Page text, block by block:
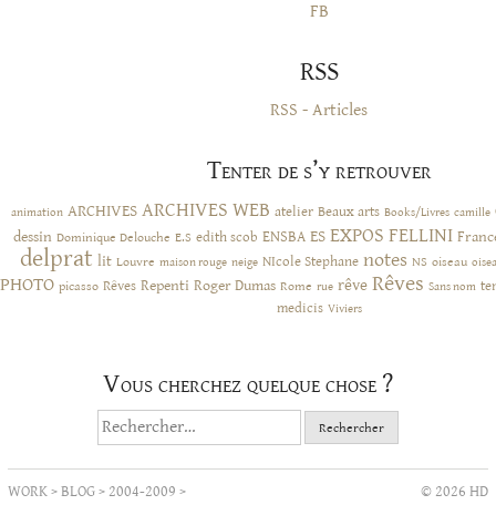
FB
RSS
RSS - Articles
Tenter de s’y retrouver
animation ARCHIVES ARCHIVES WEB atelier Beaux arts Books/Livres camille
dessin Dominique Delouche E.S edith scob ENSBA ES EXPOS FELLINI
delprat lit Louvre maison rouge neige NIcole Stephane notes NS oiseau
PHOTO picasso Rêves Repenti Roger Dumas Rome rue rêve Rêves Sans nom
medicis Viviers
Vous cherchez quelque chose ?
Rechercher :
WORK>BLOG> 2004-2009 >
© 2026 HD